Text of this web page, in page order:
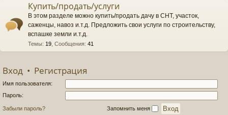
Купить/продать/услуги
В этом разделе можно купить/продать дачу в СНТ, участок,
саженцы, навоз и.т.д. Предложить свои услуги по строительству,
вспашке земли и.т.д.
Темы: 19 Сообщения: 41
Вход • Регистрация
Имя пользователя:
Пароль:
Забыли пароль? Запомнить меня